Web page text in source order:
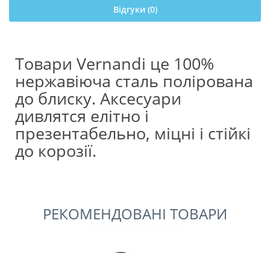
Відгуки (0)
Товари Vernandi це 100%
нержавіюча сталь полірована
до блиску. Аксесуари
дивлятся елітно і
презентабельно, міцні і стійкі
до корозії.
РЕКОМЕНДОВАНІ ТОВАРИ